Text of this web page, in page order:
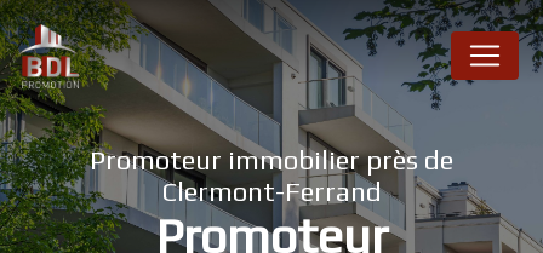
Promoteur immobilier près de
Clermont-Ferrand
Promoteur
Panneau de gestion des cookies